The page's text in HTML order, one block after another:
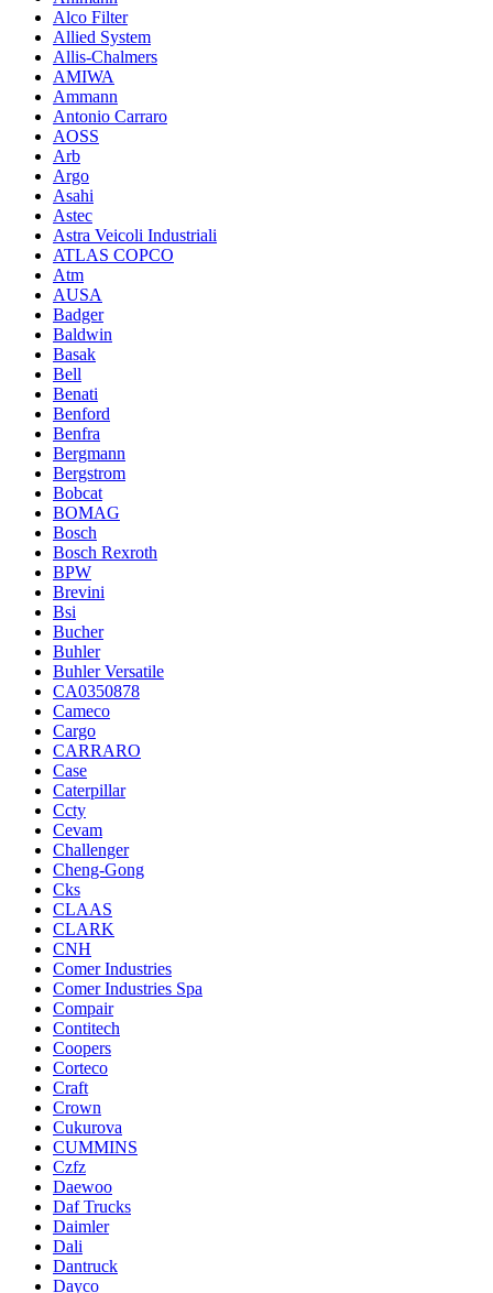
Alco Filter
Allied System
Allis-Chalmers
AMIWA
Ammann
Antonio Carraro
AOSS
Arb
Argo
Asahi
Astec
Astra Veicoli Industriali
ATLAS COPCO
Atm
AUSA
Badger
Baldwin
Basak
Bell
Benati
Benford
Benfra
Bergmann
Bergstrom
Bobcat
BOMAG
Bosch
Bosch Rexroth
BPW
Brevini
Bsi
Bucher
Buhler
Buhler Versatile
CA0350878
Cameco
Cargo
CARRARO
Case
Caterpillar
Ccty
Cevam
Challenger
Cheng-Gong
Cks
CLAAS
CLARK
CNH
Comer Industries
Comer Industries Spa
Compair
Contitech
Coopers
Corteco
Craft
Crown
Cukurova
CUMMINS
Czfz
Daewoo
Daf Trucks
Daimler
Dali
Dantruck
Dayco